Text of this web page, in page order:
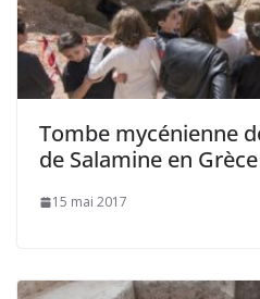
Tombe mycénienne
de Salamine en Grèce
15 mai 2017